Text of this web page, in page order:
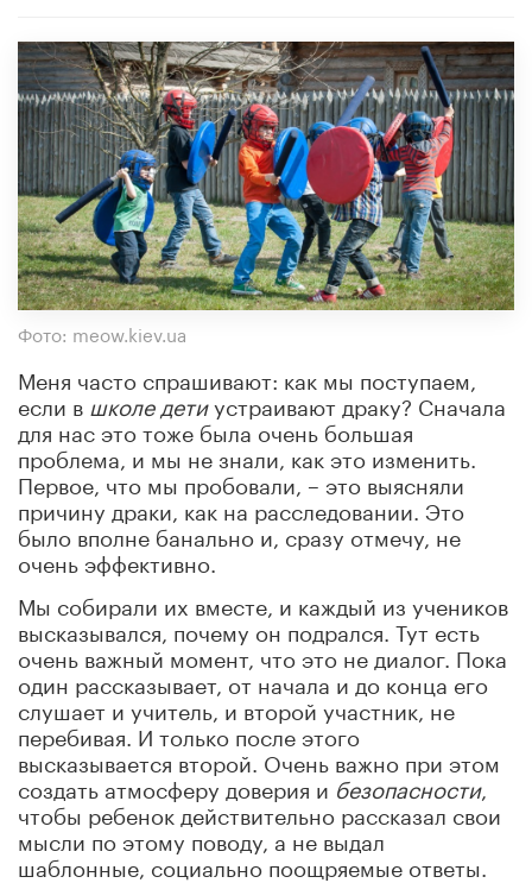
Фото: meow.kiev.ua
Меня часто спрашивают: как мы поступаем,
если в школе детиустраивают драку? Сначала
для нас это тоже была очень большая
проблема, и мы не знали, как это изменить.
Первое, что мы пробовали, – это выясняли
причину драки, как на расследовании. Это
было вполне банально и, сразу отмечу, не
очень эффективно.
Мы собирали их вместе, и каждый из учеников
высказывался, почему он подрался. Тут есть
очень важный момент, что это не диалог. Пока
один рассказывает, от начала и до конца его
слушает и учитель, и второй участник, не
перебивая. И только после этого
высказывается второй. Очень важно при этом
создать атмосферу доверия и безопасности,
чтобы ребенок действительно рассказал свои
мысли по этому поводу, а не выдал
шаблонные, социально поощряемые ответы.